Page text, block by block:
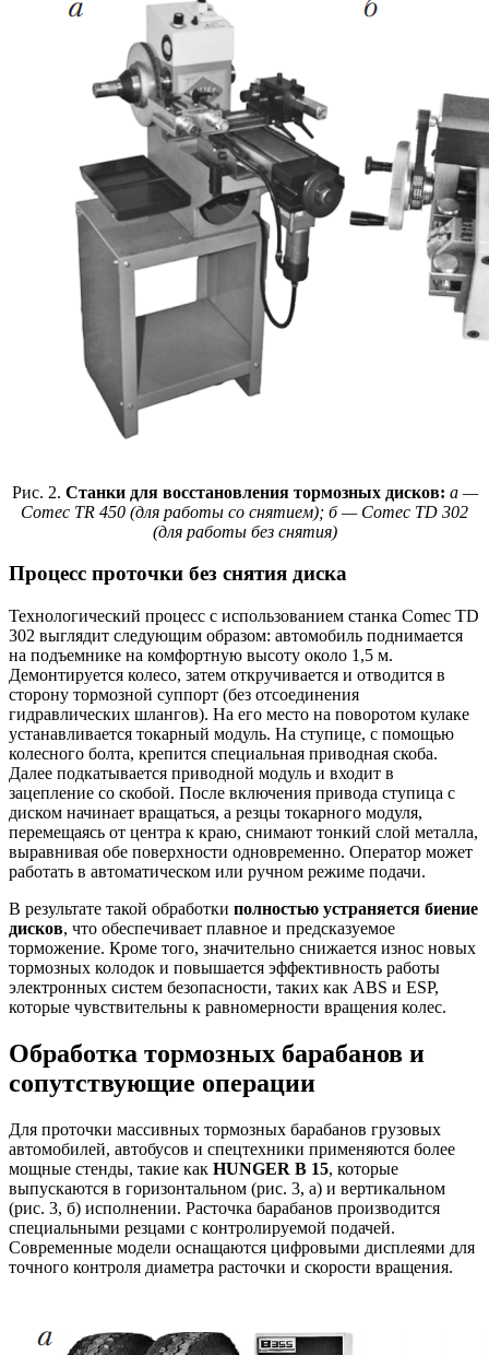
Рис. 2. Станки для восстановления тормозных дисков: а —
Comec TR 450 (для работы со снятием); б — Comec TD 302
(для работы без снятия)
Процесс проточки без снятия диска
Технологический процесс с использованием станка Comec TD
302 выглядит следующим образом: автомобиль поднимается
на подъемнике на комфортную высоту около 1,5 м.
Демонтируется колесо, затем откручивается и отводится в
сторону тормозной суппорт (без отсоединения
гидравлических шлангов). На его место на поворотом кулаке
устанавливается токарный модуль. На ступице, с помощью
колесного болта, крепится специальная приводная скоба.
Далее подкатывается приводной модуль и входит в
зацепление со скобой. После включения привода ступица с
диском начинает вращаться, а резцы токарного модуля,
перемещаясь от центра к краю, снимают тонкий слой металла,
выравнивая обе поверхности одновременно. Оператор может
работать в автоматическом или ручном режиме подачи.
В результате такой обработки полностью устраняется биение
дисков, что обеспечивает плавное и предсказуемое
торможение. Кроме того, значительно снижается износ новых
тормозных колодок и повышается эффективность работы
электронных систем безопасности, таких как ABS и ESP,
которые чувствительны к равномерности вращения колес.
Обработка тормозных барабанов и
сопутствующие операции
Для проточки массивных тормозных барабанов грузовых
автомобилей, автобусов и спецтехники применяются более
мощные стенды, такие как HUNGER B 15, которые
выпускаются в горизонтальном (рис. 3, а) и вертикальном
(рис. 3, б) исполнении. Расточка барабанов производится
специальными резцами с контролируемой подачей.
Современные модели оснащаются цифровыми дисплеями для
точного контроля диаметра расточки и скорости вращения.